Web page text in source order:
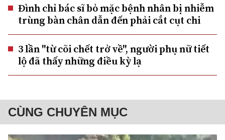
Đình chỉ bác sĩ bỏ mặc bệnh nhân bị nhiễm
trùng bàn chân dẫn đến phải cắt cụt chi
3 lần "từ cõi chết trở về", người phụ nữ tiết
lộ đã thấy những điều kỳ lạ
CÙNG CHUYÊN MỤC